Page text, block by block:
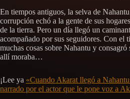
En tiempos antiguos, la selva de
corrupción echó a la gente de sus
de la tierra. Pero un día llegó un
acompañado por sus seguidores. Con el
muchas cosas sobre Nahantu y
allí moraba…
¡Lee ya «Cuando Akarat llegó a
narrado por el actor que le pone voz a